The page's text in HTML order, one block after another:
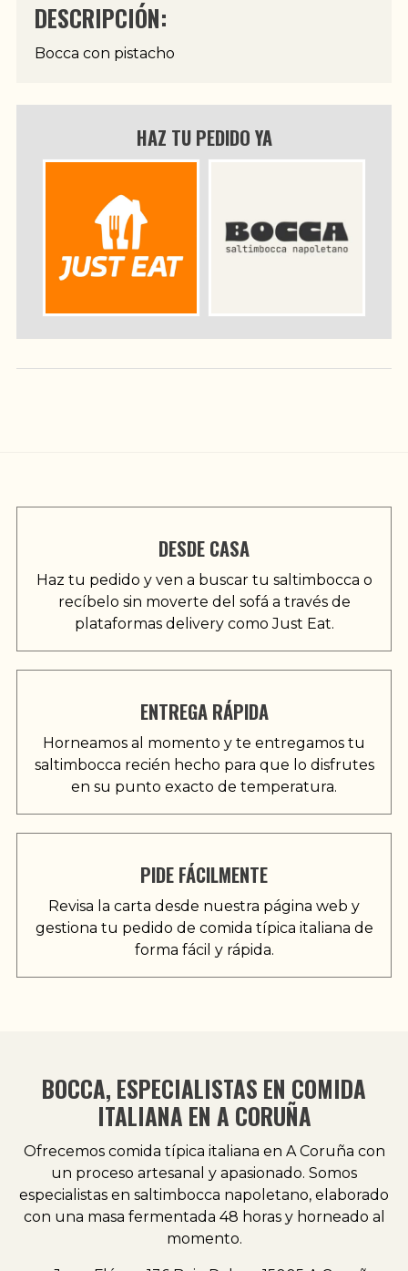
DESCRIPCIÓN:
Bocca con pistacho
HAZ TU PEDIDO YA
DESDE CASA
Haz tu pedido y ven a buscar tu saltimbocca o
recíbelo sin moverte del sofá a través de
plataformas delivery como Just Eat.
ENTREGA RÁPIDA
Horneamos al momento y te entregamos tu
saltimbocca recién hecho para que lo disfrutes
en su punto exacto de temperatura.
PIDE FÁCILMENTE
Revisa la carta desde nuestra página web y
gestiona tu pedido de comida típica italiana de
forma fácil y rápida.
BOCCA, ESPECIALISTAS EN COMIDA
ITALIANA EN A CORUÑA
Ofrecemos comida típica italiana en A Coruña con
un proceso artesanal y apasionado. Somos
especialistas en saltimbocca napoletano, elaborado
con una masa fermentada 48 horas y horneado al
momento.